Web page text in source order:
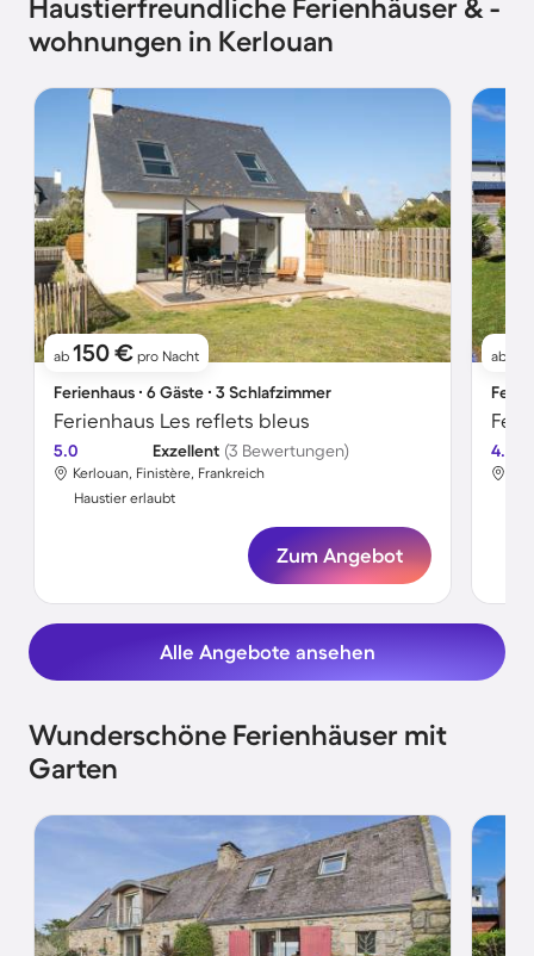
Haustierfreundliche Ferienhäuser & -
wohnungen in Kerlouan
ab 150 € pro Nacht
Ferienhaus ∙ 6 Gäste ∙ 3 Schlafzimmer
Ferienhaus Les reflets bleus
5.0 Exzellent (3 Bewertungen)
Kerlouan, Finistère, Frankreich
Haustier erlaubt
Zum Angebot
ab
4.3
Alle Angebote ansehen
Wunderschöne Ferienhäuser mit
Garten